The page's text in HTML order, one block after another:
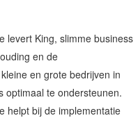
levert King, slimme business
en de
en grote bedrijven in
optimaal te ondersteunen.
helpt bij de implementatie